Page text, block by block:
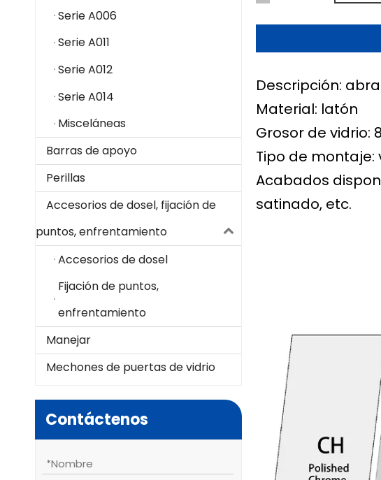
Serie A006
Serie A011
Serie A012
Serie A014
Misceláneas
Barras de apoyo
Perillas
Accesorios de dosel, fijación de
puntos, enfrentamiento
Accesorios de dosel
Fijación de puntos,
enfrentamiento
Manejar
Mechones de puertas de vidrio
Contáctenos
Descripción:
Material: latón
Grosor de vidrio:
Tipo de montaje:
Acabados
satinado, etc.